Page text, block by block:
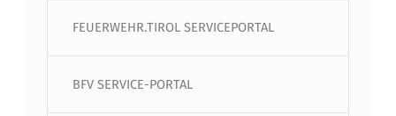
FEUERWEHR.TIROL SERVICEPORTAL
BFV SERVICE-PORTAL